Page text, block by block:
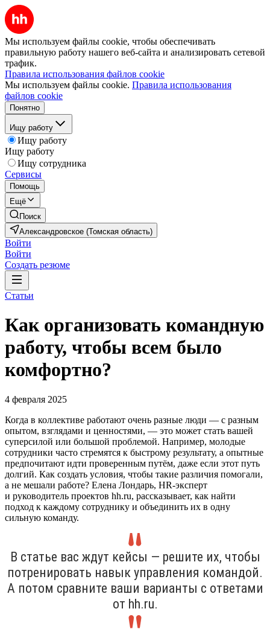
Мы используем файлы cookie, чтобы обеспечивать
правильную работу нашего веб-сайта и анализировать сетевой
трафик.
Правила использования файлов cookie
Мы используем файлы cookie. Правила использования
файлов cookie
Понятно
Ищу работу
Ищу работу
Ищу работу
Ищу сотрудника
Сервисы
Помощь
Ещё
Поиск
Александровское (Томская область)
Войти
Войти
Создать резюме
Статьи
Как организовать командную
работу, чтобы всем было
комфортно?
4 февраля 2025
Когда в коллективе работают очень разные люди — с разным
опытом, взглядами и ценностями, — это может стать вашей
суперсилой или большой проблемой. Например, молодые
сотрудники часто стремятся к быстрому результату, а опытные
предпочитают идти проверенным путём, даже если этот путь
долгий. Как создать условия, чтобы такие различия помогали,
а не мешали работе? Елена Лондарь, HR-эксперт
и руководитель проектов hh.ru, рассказывает, как найти
подход к каждому сотруднику и объединить их в одну
сильную команду.
В статье вас ждут кейсы — решите их, чтобы
потренировать навык управления командой.
А потом сравните ваши варианты с ответами
от hh.ru.